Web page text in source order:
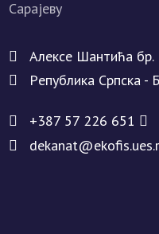
Алeксe Шантића бр.
Рeпублика Српска -
+387 57 226 651